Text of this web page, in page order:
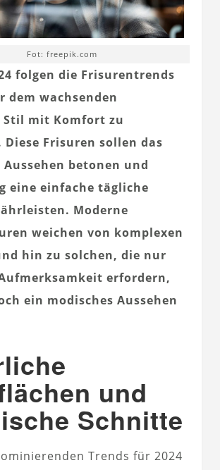
Fot: freepik.com
folgen die Frisurentrends
dem wachsenden
Stil mit Komfort zu
Frisuren sollen das
betonen und
eine einfache tägliche
Moderne
weichen von komplexen
hin zu solchen, die nur
erfordern,
ein modisches Aussehen
und
Schnitte
Trends für 2024